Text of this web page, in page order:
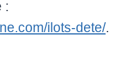
:
ilots-dete/.